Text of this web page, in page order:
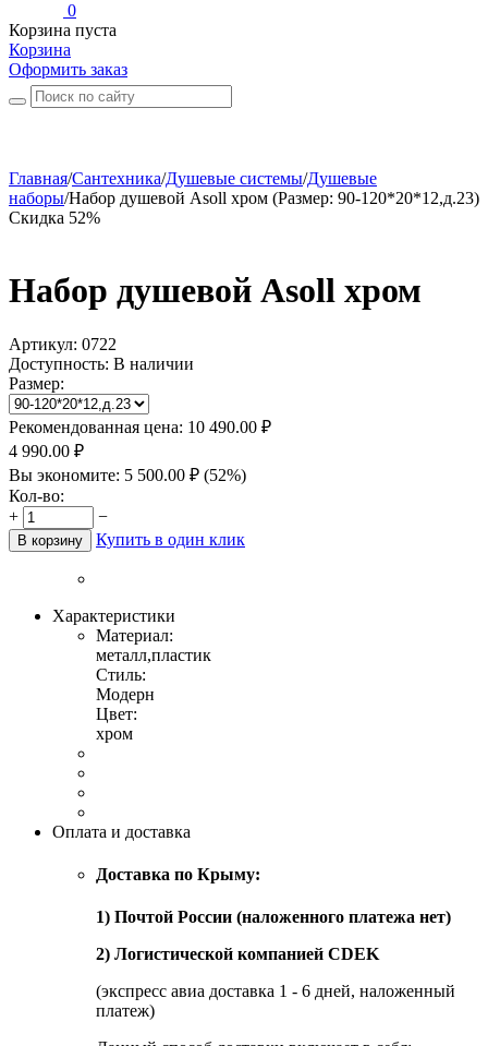
0
Корзина пуста
Корзина
Оформить заказ
Главная/Сантехника/Душевые системы/Душевые
наборы/Набор душевой Asoll хром (Размер: 90-120*20*12,д.23)
Скидка 52%
Набор душевой Asoll хром
Артикул: 0722
Доступность: В наличии
Размер:
Рекомендованная цена: 10 490.00 ₽
4 990.00 ₽
Вы экономите: 5 500.00 ₽ (52%)
Кол-во:
+
−
В корзину Купить в один клик
Характеристики
Материал:
металл,пластик
Стиль:
Модерн
Цвет:
хром
Оплата и доставка
Доставка по Крыму:
1) Почтой России (наложенного платежа нет)
2) Логистической компанией CDEK
(экспресс авиа доставка 1 - 6 дней, наложенный
платеж)